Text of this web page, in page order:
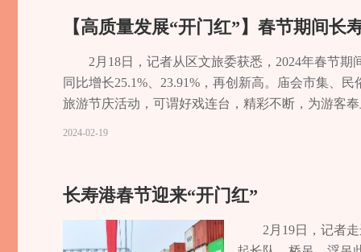
两次的护湖巡查工作：打捞湖面垃圾、维护垂钓
水质保护外，长寿湖富硒有机鱼的养殖周期必须在
保证活鱼口感鲜美，公司提前一天和一级代理商联
垫江的周成平便是其中之一。“我们已经有两年的
斤，很快就卖完了。”说话间隙，鱼已装满车厢……
来，长寿积极推进现
橘基地和全市最大的
共品牌蜚声海内外，
中心看到，工作人员
数十米长的分选线
据客户需求分选入筐
饱满、颜色鲜艳、大
是长寿加快推进柑
【高质量发展“开门红”】春节期间
2月18日，记者从区文旅委获悉，2024年春节
同比增长25.1%、23.91%，再创新高。庙会市集、
旅游节庆活动，可谓好戏连台，精彩不断，为游客
浓年味儿。还有不少市民选择到菩提山登高迎新，
累计接待游客66.53万人次，旅游综合收入52525.95
菩提山景区接待游客42.35万人次，实现旅游综合收
2024-02-19
长寿港春节迎来“开门红”
2月19日，记者